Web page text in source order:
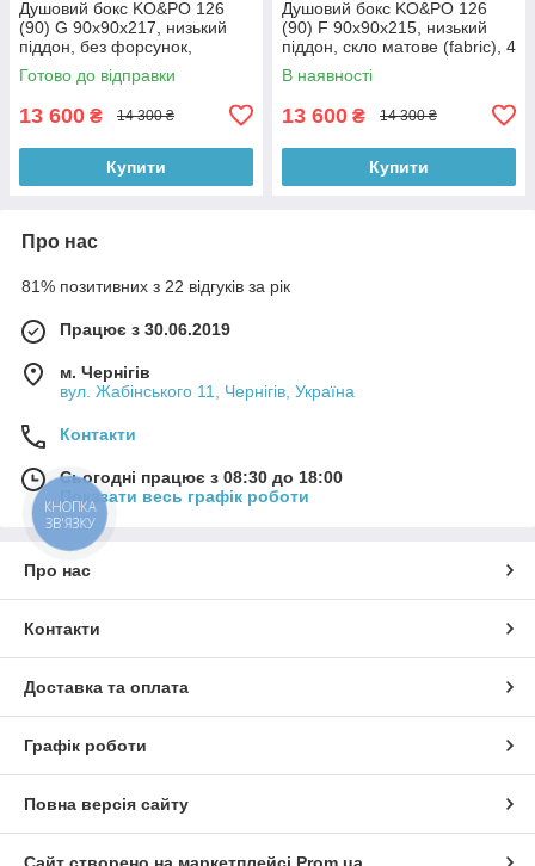
Душовий бокс KO&PO 126
(90) G 90х90х217, низький
піддон, без форсунок,
тоноване скло, чорний
Готово до відправки
13 600 ₴ 14 300 ₴
Купити
Душовий бокс KO&PO 126
(90) F 90х90х215, низький
піддон, скло матове (fabric), 4
мм, без форсунок, білий
В наявності
13 600 ₴ 14 300 ₴
Купити
Про нас
81% позитивних з 22 відгуків за рік
Працює з 30.06.2019
м. Чернігів
вул. Жабінського 11, Чернігів, Україна
Контакти
Сьогодні працює з 08:30 до 18:00
Показати весь графік роботи
Про нас
Контакти
Доставка та оплата
Графік роботи
Повна версія сайту
КНОПКА
ЗВ'ЯЗКУ